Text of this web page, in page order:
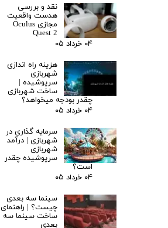
نقد و بررسی
هدست واقعیت
مجازی Oculus
Quest 2
۰۴ خرداد ۰۵
هزینه راه اندازی
شهربازی
سرپوشیده |
ساخت شهربازی
چقدر بودجه میخواهد؟
۰۴ خرداد ۰۵
سرمایه گذاری در
شهربازی | درآمد
شهربازی
سرپوشیده چقدر
است؟
۰۴ خرداد ۰۵
سینما سه بعدی
چیست؟ | راهنمای
ساخت سینما سه
بعدی